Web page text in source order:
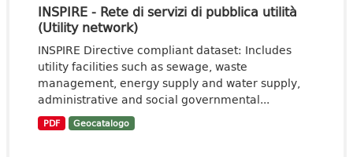
INSPIRE - Rete di servizi di pubblica utilità
(Utility network)
INSPIRE Directive compliant dataset: Includes
utility facilities such as sewage, waste
management, energy supply and water supply,
administrative and social governmental...
PDF Geocatalogo